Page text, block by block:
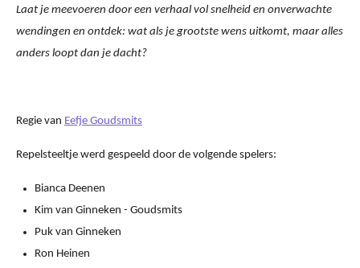
Laat je meevoeren door een verhaal vol snelheid en onverwachte
wendingen en ontdek: wat als je grootste wens uitkomt, maar alles
anders loopt dan je dacht?
Regie van Eefje Goudsmits
Repelsteeltje werd gespeeld door de volgende spelers:
Bianca Deenen
Kim van Ginneken - Goudsmits
Puk van Ginneken
Ron Heinen